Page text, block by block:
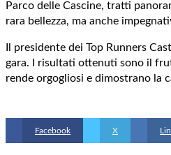
Parco delle Cascine, tratti
rara bellezza, ma anche
Il presidente dei Top Runners
gara. I risultati ottenuti sono il
rende orgogliosi e dimostrano la
Facebook X